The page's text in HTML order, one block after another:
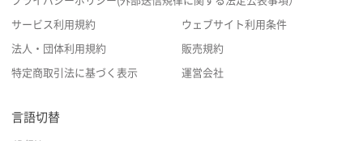
サービス利用規約 ウェブサイト利用条件
法人・団体利用規約 販売規約
特定商取引法に基づく表示 運営会社
言語切替